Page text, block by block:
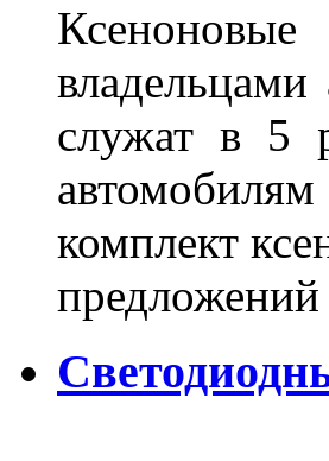
служат в 5
комплект